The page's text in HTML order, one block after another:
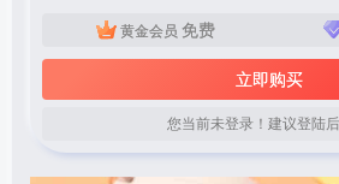
黄金会员 免费
立即购买
您当前未登录！建议登陆